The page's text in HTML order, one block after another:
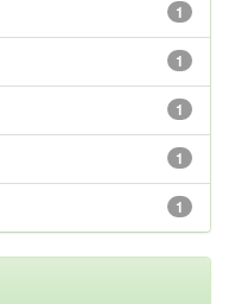
1
1
1
1
1